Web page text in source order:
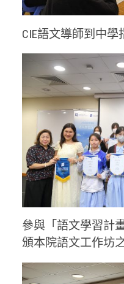
CIE語文導師到中學
參與「語文學習計
頒本院語文工作坊